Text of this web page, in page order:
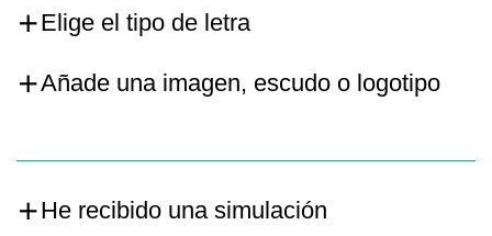
Elige el tipo de letra
Añade una imagen, escudo o logotipo
He recibido una simulación